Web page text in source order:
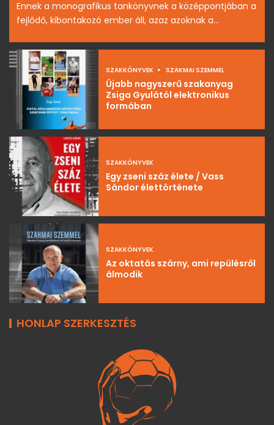
Ennek a monografikus tankönyvnek a középpontjában a
fejlődő, kibontakozó ember áll, azaz azoknak a...
SZAKKÖNYVEK SZAKMAI SZEMMEL
Újabb nagyszerű szakanyag
Zsiga Gyulától elektronikus
formában
SZAKKÖNYVEK
Egy zseni száz élete / Vass
Sándor élettörténete
SZAKKÖNYVEK
Az oktatás szárny, ami repülésről
álmodik
HONLAP SZERKESZTÉS